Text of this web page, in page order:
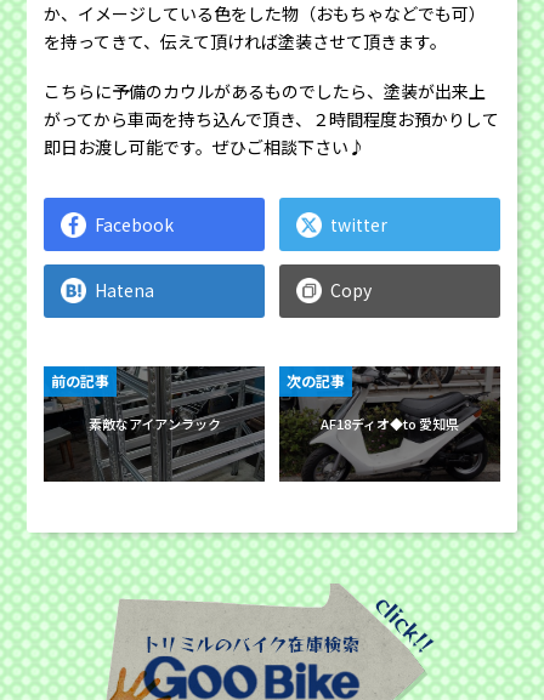
か、イメージしている色をした物（おもちゃなどでも可）
を持ってきて、伝えて頂ければ塗装させて頂きます。
こちらに予備のカウルがあるものでしたら、塗装が出来上
がってから車両を持ち込んで頂き、２時間程度お預かりして
即日お渡し可能です。ぜひご相談下さい♪
Facebook twitter
Hatena Copy
素敵なアイアンラック
前の記事
AF18ディオ◆to 愛知県
次の記事